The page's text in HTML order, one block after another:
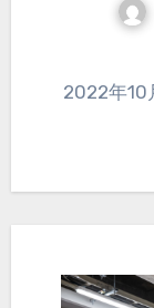
2022年10月28日（金）、猪苗代町フィール